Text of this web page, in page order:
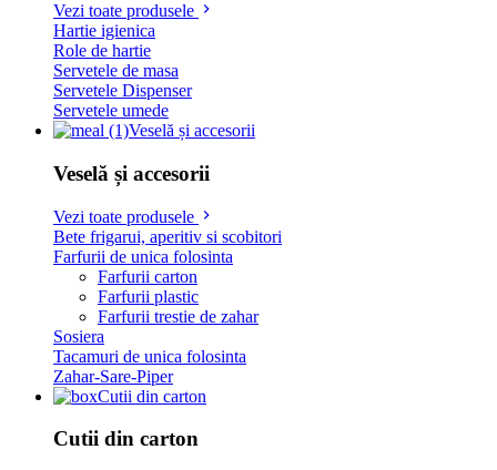
Vezi toate produsele
Hartie igienica
Role de hartie
Servetele de masa
Servetele Dispenser
Servetele umede
Veselă și accesorii
Veselă și accesorii
Vezi toate produsele
Bete frigarui, aperitiv si scobitori
Farfurii de unica folosinta
Farfurii carton
Farfurii plastic
Farfurii trestie de zahar
Sosiera
Tacamuri de unica folosinta
Zahar-Sare-Piper
Cutii din carton
Cutii din carton